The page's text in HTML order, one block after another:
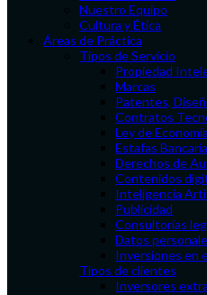
Nuestro Equipo
Cultura y Ética
Áreas de Práctica
Tipos de Servicio
Propiedad
Marcas
Patentes,
Contratos
Ley de
Estafas
Derechos de
Contenidos
Inteligencia
Publicidad
Consultorías
Datos
Inversiones en
Tipos de clientes
Inversores